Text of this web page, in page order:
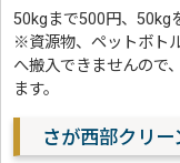
50kgまで500円、50kg
※資源物、ペットボト
へ搬入できませんので
ます。
さが西部クリー